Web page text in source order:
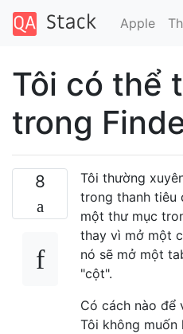
Apple
Tôi có thể
trong
8
Tôi thường
trong thanh tiêu
một thư mục
thay vì mở một
nó sẽ mở một
"cột".
Có cách nào để
Tôi không